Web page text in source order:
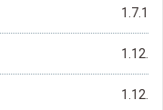
1.7.10
1.12.2
1.12.2